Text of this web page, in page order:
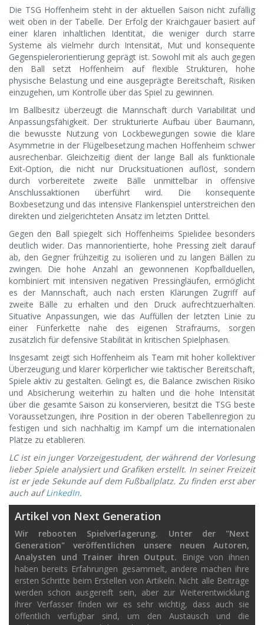
Die TSG Hoffenheim steht in der aktuellen Saison nicht zufällig
weit oben in der Tabelle. Der Erfolg der Kraichgauer basiert auf
einer klaren inhaltlichen Identität, die weniger durch starre
Systeme als vielmehr durch Intensität, Mut und konsequente
Gegenspielerorientierung geprägt ist. Sowohl mit als auch gegen
den Ball setzt Hoffenheim auf flexible Strukturen, hohe
physische Belastung und eine ausgeprägte Bereitschaft, Risiken
einzugehen, um Kontrolle über das Spiel zu gewinnen.
Im Ballbesitz überzeugt die Mannschaft durch Variabilität und
Anpassungsfähigkeit. Der strukturierte Aufbau über Baumann,
die bewusste Nutzung von Lockbewegungen sowie die klare
Asymmetrie in der Flügelbesetzung machen Hoffenheim schwer
ausrechenbar. Gleichzeitig dient der lange Ball als funktionale
Exit-Option, die nicht nur Drucksituationen auflöst, sondern
durch vorbereitete zweite Bälle unmittelbar in offensive
Anschlussaktionen überführt wird. Die konsequente
Boxbesetzung und das intensive Flankenspiel unterstreichen den
direkten und zielgerichteten Ansatz im letzten Drittel.
Gegen den Ball spiegelt sich Hoffenheims Spielidee besonders
deutlich wider. Das mannorientierte, hohe Pressing zielt darauf
ab, den Gegner frühzeitig zu isolieren und zu langen Bällen zu
zwingen. Die hohe Anzahl an gewonnenen Kopfballduellen,
kombiniert mit intensiven negativen Pressingläufen, ermöglicht
es der Mannschaft, auch nach ersten Klärungen Zugriff auf
zweite Bälle zu erhalten und den Druck aufrechtzuerhalten.
Situative Anpassungen, wie das Auffüllen der letzten Linie zu
einer Fünferkette nahe des eigenen Strafraums, sorgen
zusätzlich für defensive Stabilität in kritischen Spielphasen.
Insgesamt zeigt sich Hoffenheim als Team mit hoher kollektiver
Überzeugung und klarer körperlicher wie taktischer Bereitschaft,
Spiele aktiv zu gestalten. Gelingt es, die Balance zwischen Risiko
und Absicherung weiterhin zu halten und die hohe Intensität
über die gesamte Saison zu konservieren, besitzt die TSG beste
Voraussetzungen, ihre Position in der oberen Tabellenregion zu
festigen und sich nachhaltig im Kampf um die internationalen
Plätze zu etablieren.
LC ist ein junger Vorzeigestudent, der während der Vorlesung
lieber Spiele analysiert und Grafiken erstellt. In seiner Freizeit
ist er jede Sekunde auf dem Fußballplatz. Zu finden erst aber
auch aufLinkedIn.
Artikel von Next Generation
Wir rebooten Spielverlagerung. Unter der "Next
Generation" veröffentlichen unsere neuen Autoren,
Analysten und Trainer ihren Output. Einige von ihnen
haben bereits Erfahrungen gesammelt, andere machen ihre
ersten Schritte beim Erstellen von Artikeln. Nicht alle Beiträge
werden schon ausgereift sein, aber zur Weiterentwicklung
ihrer Verfasser finden wir es sehr wichtig, dass auch sie
öffentlich verfügbar sind, um den Austausch und die